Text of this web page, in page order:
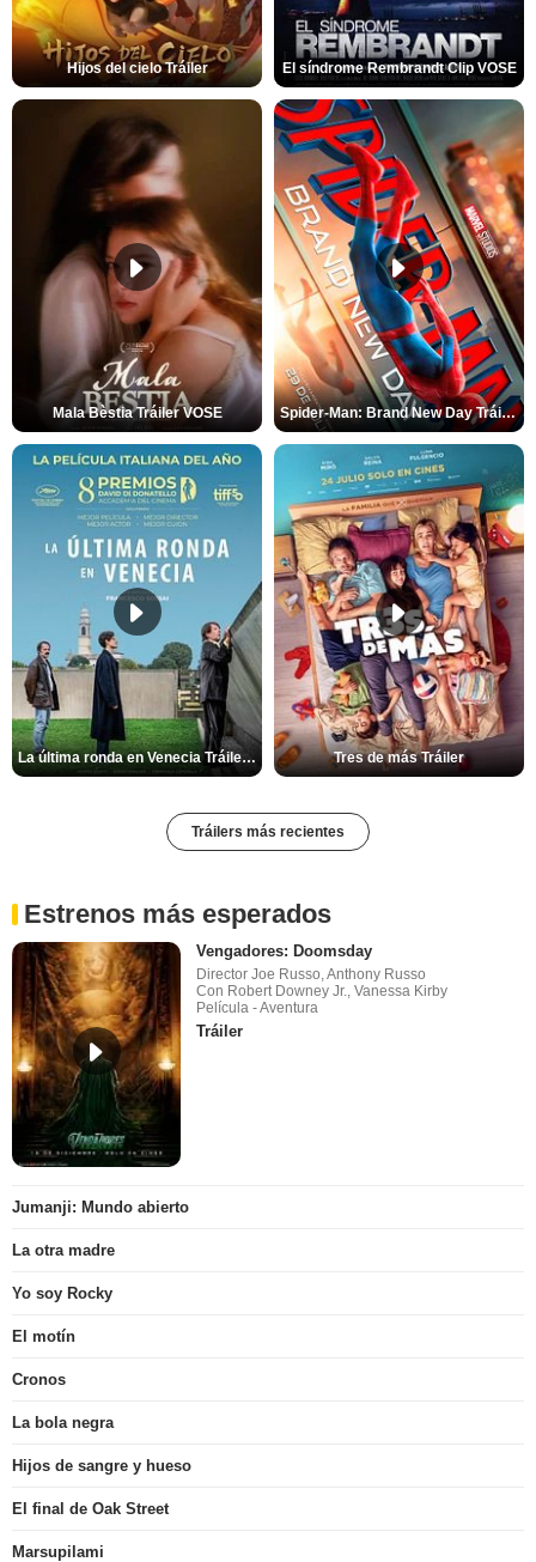
Hijos del cielo Tráiler El síndrome Rembrandt Clip VOSE
Mala Bèstia Tráiler VOSE Spider-Man: Brand New Day Tráiler (3)
La última ronda en Venecia Tráiler VOSE Tres de más Tráiler
Tráilers más recientes
Estrenos más esperados
Vengadores: Doomsday
Director Joe Russo, Anthony Russo
Con Robert Downey Jr., Vanessa Kirby
Película - Aventura
Tráiler
Jumanji: Mundo abierto
La otra madre
Yo soy Rocky
El motín
Cronos
La bola negra
Hijos de sangre y hueso
El final de Oak Street
Marsupilami